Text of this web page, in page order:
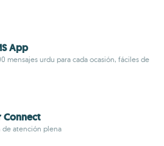
App
mensajes urdu para cada ocasión, fáciles de
Connect
de atención plena